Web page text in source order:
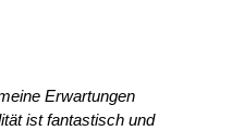
Erwartungen
ist fantastisch und